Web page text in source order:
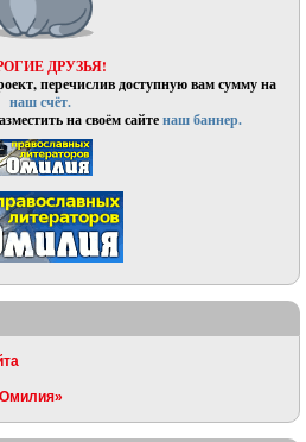
ДРУЗЬЯ!
перечислив доступную вам сумму на
наш счёт.
на своём сайтенаш баннер.